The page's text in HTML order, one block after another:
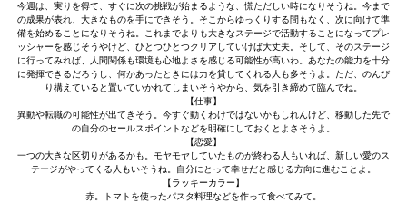
今週は、実りを得て、すぐに次の挑戦が始まるような、慌ただしい時になりそうね。今まで
の成果が表れ、大きなものを手にできそう。そこからゆっくりする間もなく、次に向けて準
備を始めることになりそうね。これまでよりも大きなステージで活動することになってプレ
ッシャーを感じそうやけど、ひとつひとつクリアしていけば大丈夫。そして、そのステージ
に行ってみれば、人間関係も環境も心地よさを感じる可能性が高いわ。あなたの能力を十分
に発揮できるだろうし、何かあったときには力を貸してくれる人も多そうよ。ただ、のんび
り構えていると置いていかれてしまいそうやから、気を引き締めて臨んでね。
【仕事】
異動や転職の可能性が出てきそう。今すぐ動くわけではないかもしれんけど、移動した先で
の自分のセールスポイントなどを明確にしておくとよさそうよ。
【恋愛】
一つの大きな区切りがあるかも。モヤモヤしていたものが終わる人もいれば、新しい愛のス
テージがやってくる人もいそうね。自分にとって幸せだと感じる方向に進むことよ。
【ラッキーカラー】
赤。トマトを使ったパスタ料理などを作って食べてみて。